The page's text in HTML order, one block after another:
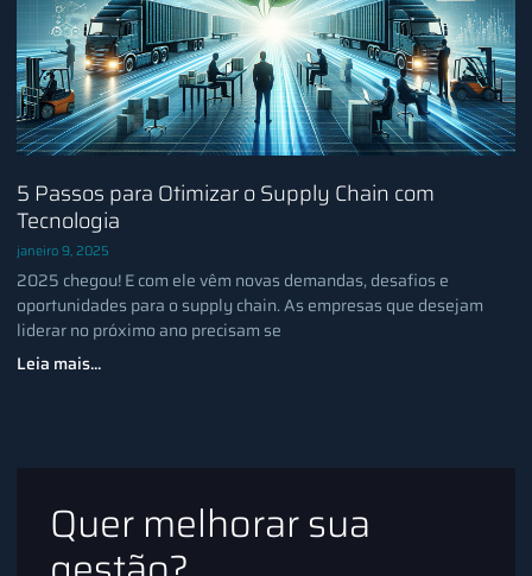
5 Passos para Otimizar o Supply Chain com
Tecnologia
janeiro 9, 2025
2025 chegou! E com ele vêm novas demandas, desafios e
oportunidades para o supply chain. As empresas que desejam
liderar no próximo ano precisam se
Leia mais...
Quer melhorar sua